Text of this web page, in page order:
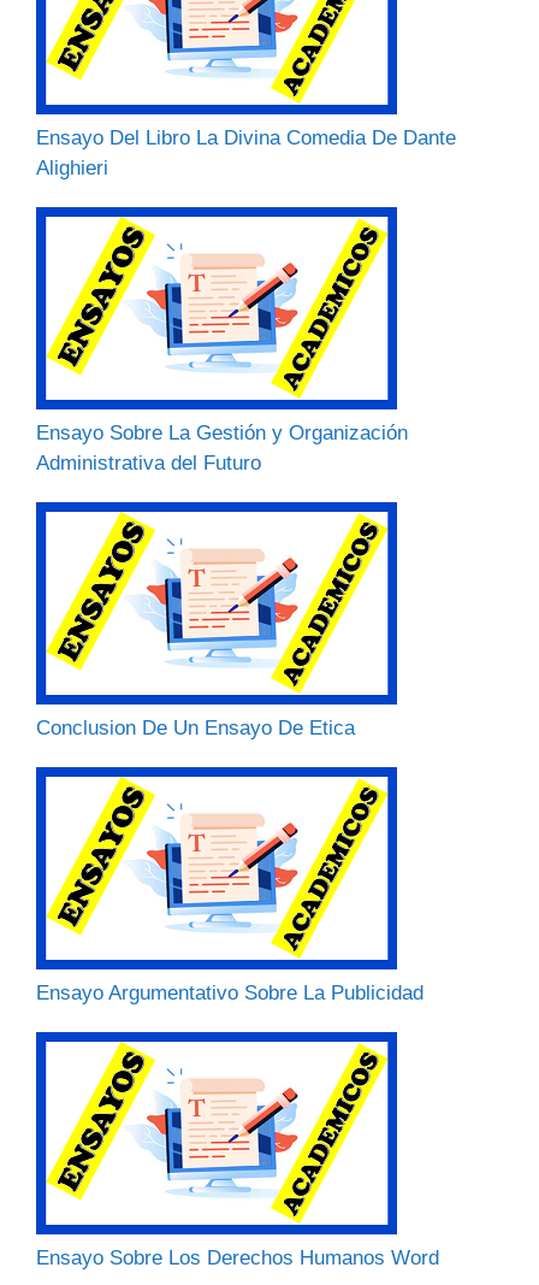
Ensayo Del Libro La Divina Comedia De Dante
Alighieri
Ensayo Sobre La Gestión y Organización
Administrativa del Futuro
Conclusion De Un Ensayo De Etica
Ensayo Argumentativo Sobre La Publicidad
Ensayo Sobre Los Derechos Humanos Word